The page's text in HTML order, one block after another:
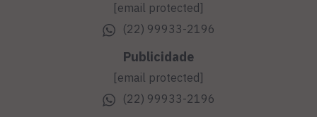
[email protected]
(22) 99933-2196
Publicidade
[email protected]
(22) 99933-2196